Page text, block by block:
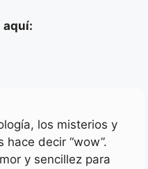
aquí:
los misterios y
hace decir “wow”.
y sencillez para